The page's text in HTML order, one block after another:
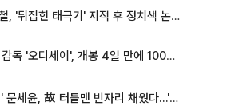
김희철, '뒤집힌 태극기' 지적 후 정치색 논란…"좌우 떠나 우리나라 국기"
놀란 감독 '오디세이', 개봉 4일 만에 100만 돌파⋯'왕사남' 보다 빠르다
'불명' 문세윤, 故 터틀맨 빈자리 채웠다…'거북이' 눈물의 최종 우승